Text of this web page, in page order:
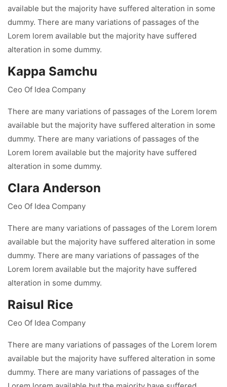
available but the majority have suffered alteration in some
dummy. There are many variations of passages of the
Lorem lorem available but the majority have suffered
alteration in some dummy.
Kappa Samchu
Ceo Of Idea Company
There are many variations of passages of the Lorem lorem
available but the majority have suffered alteration in some
dummy. There are many variations of passages of the
Lorem lorem available but the majority have suffered
alteration in some dummy.
Clara Anderson
Ceo Of Idea Company
There are many variations of passages of the Lorem lorem
available but the majority have suffered alteration in some
dummy. There are many variations of passages of the
Lorem lorem available but the majority have suffered
alteration in some dummy.
Raisul Rice
Ceo Of Idea Company
There are many variations of passages of the Lorem lorem
available but the majority have suffered alteration in some
dummy. There are many variations of passages of the